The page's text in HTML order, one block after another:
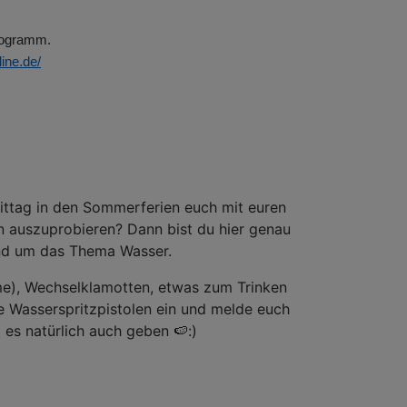
in den Sommerferien euch mit euren
auszuprobieren? Dann bist du hier genau
um das Thema Wasser.
Wechselklamotten, etwas zum Trinken
ein und melde euch
natürlich auch geben 🍉:)